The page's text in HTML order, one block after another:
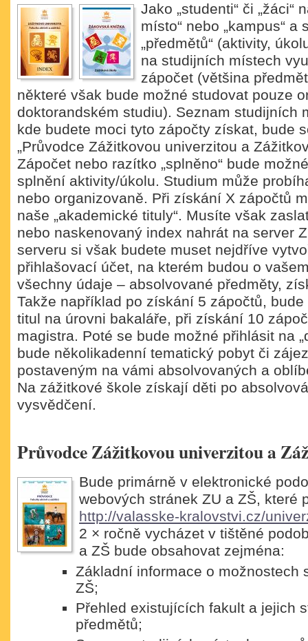
Jako „studenti“ či „žáci“
místo“ nebo „kampus“ a
„předmětů“ (aktivity,
na studijních místech
zápočet (většina
některé však bude možné studovat pouze
doktorandském studiu). Seznam studijních
kde budete moci tyto zápočty získat, bude
„Průvodce Zážitkovou univerzitou a
Zápočet nebo razítko „splněno“ bude
splnění aktivity/úkolu. Studium může
nebo organizovaně. Při získání X zápočtů
naše „akademické tituly“. Musíte však
nebo naskenovaný index nahrát na server
serveru si však budete muset nejdříve
přihlašovací účet, na kterém budou o
všechny údaje – absolvované předměty,
Takže například po získání 5 zápočtů,
titul na úrovni bakaláře, při získání 10
magistra. Poté se bude možné přihlásit na
bude několikadenní tematický pobyt či
postaveným na vámi absolvovaných a
Na zážitkové škole získají děti po
vysvědčení.
Průvodce Zážitkovou univerzitou a
Bude primárně v elektronické
webových stránek ZU a ZŠ, které
http://valasske-kralovstvi.cz/
2 × ročně vycházet v tištěné
a ZŠ bude obsahovat zejména:
Základní informace o možnostech
ZŠ;
Přehled existujících fakult a jejich
předmětů;